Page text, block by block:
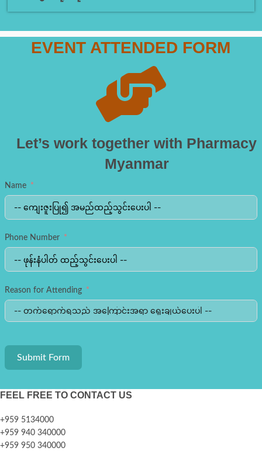
EVENT ATTENDED FORM
Let’s work together with Pharmacy
Myanmar
Name
Phone Number
Reason for Attending
Submit Form
FEEL FREE TO CONTACT US
+959 5134000
+959 940 340000
+959 950 340000